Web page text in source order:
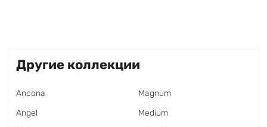
Другие коллекции
Ancona
Angel
Magnum
Medium